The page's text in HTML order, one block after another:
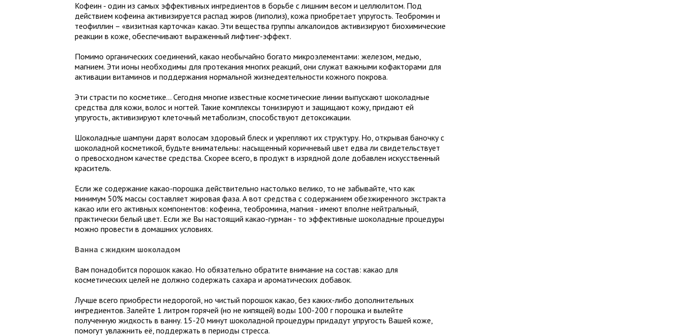
Кофеин - один из самых эффективных ингредиентов в борьбе с лишним весом и целлюлитом. Под
действием кофеина активизируется распад жиров (липолиз), кожа приобретает упругость. Теобромин и
теофиллин – «визитная карточка» какао. Эти вещества группы алкалоидов активизируют биохимические
реакции в коже, обеспечивают выраженный лифтинг-эффект.
Помимо органических соединений, какао необычайно богато микроэлементами: железом, медью,
магнием. Эти ионы необходимы для протекания многих реакций, они служат важными кофакторами для
активации витаминов и поддержания нормальной жизнедеятельности кожного покрова.
Эти страсти по косметике... Сегодня многие известные косметические линии выпускают шоколадные
средства для кожи, волос и ногтей. Такие комплексы тонизируют и защищают кожу, придают ей
упругость, активизируют клеточный метаболизм, способствуют детоксикации.
Шоколадные шампуни дарят волосам здоровый блеск и укрепляют их структуру. Но, открывая баночку с
шоколадной косметикой, будьте внимательны: насыщенный коричневый цвет едва ли свидетельствует
о превосходном качестве средства. Скорее всего, в продукт в изрядной доле добавлен искусственный
краситель.
Если же содержание какао-порошка действительно настолько велико, то не забывайте, что как
минимум 50% массы составляет жировая фаза. А вот средства с содержанием обезжиренного экстракта
какао или его активных компонентов: кофеина, теобромина, магния - имеют вполне нейтральный,
практически белый цвет. Если же Вы настоящий какао-гурман - то эффективные шоколадные процедуры
можно провести в домашних условиях.
Ванна с жидким шоколадом
Вам понадобится порошок какао. Но обязательно обратите внимание на состав: какао для
косметических целей не должно содержать сахара и ароматических добавок.
Лучше всего приобрести недорогой, но чистый порошок какао, без каких-либо дополнительных
ингредиентов. Залейте 1 литром горячей (но не кипящей) воды 100-200 г порошка и вылейте
полученную жидкость в ванну. 15-20 минут шоколадной процедуры придадут упругость Вашей коже,
помогут увлажнить её, поддержать в периоды стресса.